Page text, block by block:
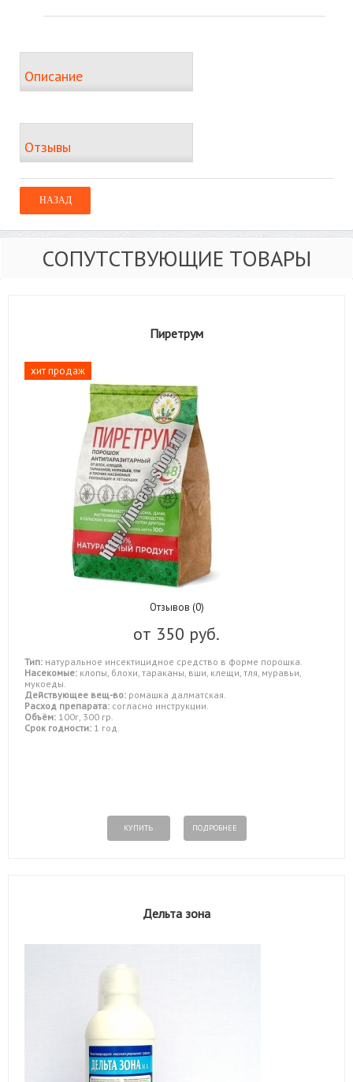
Описание
Отзывы
СОПУТСТВУЮЩИЕ ТОВАРЫ
Пиретрум
хит продаж
Отзывов (0)
от 350 руб.
Тип: натуральное инсектицидное средство в форме порошка.
Насекомые: клопы, блохи, тараканы, вши, клещи, тля, муравьи,
мукоеды.
Действующее вещ-во: ромашка далматская.
Расход препарата: согласно инструкции.
Объём: 100г, 300 гр.
Срок годности: 1 год.
КУПИТЬ ПОДРОБНЕЕ
Дельта зона